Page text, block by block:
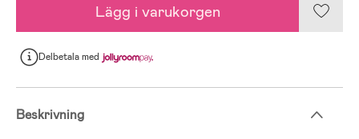
Lägg i varukorgen
Delbetalamed
Beskrivning